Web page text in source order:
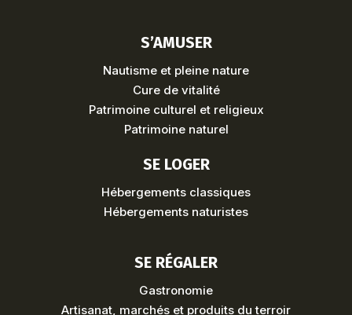
S’AMUSER
Nautisme et pleine nature
Cure de vitalité
Patrimoine culturel et religieux
Patrimoine naturel
SE LOGER
Hébergements classiques
Hébergements naturistes
SE RÉGALER
Gastronomie
Artisanat, marchés et produits du terroir